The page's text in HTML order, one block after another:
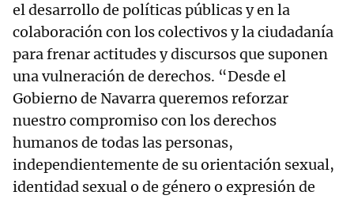
el desarrollo de políticas públicas y en la
colaboración con los colectivos y la ciudadanía
para frenar actitudes y discursos que suponen
una vulneración de derechos. “Desde el
Gobierno de Navarra queremos reforzar
nuestro compromiso con los derechos
humanos de todas las personas,
independientemente de su orientación sexual,
identidad sexual o de género o expresión de